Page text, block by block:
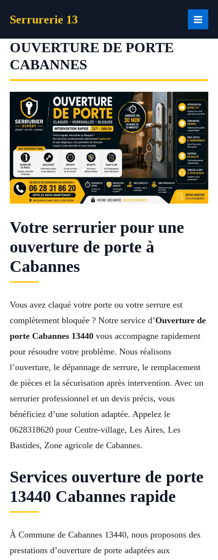
Serrurerie 13
OUVERTURE DE PORTE
CABANNES
Votre serrurier pour une
ouverture de porte à
Cabannes
Vous avez claqué votre porte ou votre serrure est
complètement bloquée ? Notre service d’Ouverture de
porte Cabannes 13440 vous accompagne rapidement
pour résoudre votre problème. Nous réalisons
l’ouverture, le dépannage de serrure, le remplacement
de pièces et la sécurisation après intervention. Avec un
serrurier professionnel et un devis précis, vous
bénéficiez d’une solution adaptée. Appelez le
0628318620 pour Centre-village, Les Aires, Les
Bastides, Zone agricole de Cabannes.
Services ouverture de porte
13440 Cabannes rapide
À Commune de Cabannes 13440, nous proposons des
prestations d’ouverture de porte adaptées aux